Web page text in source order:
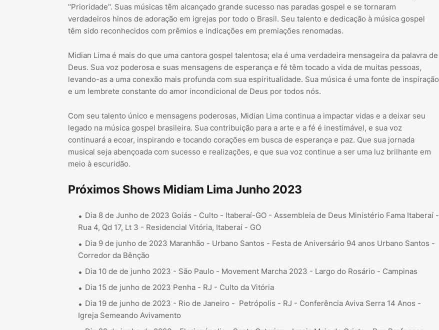
"Prioridade". Suas músicas têm alcançado grande sucesso nas paradas gospel e se tornaram
verdadeiros hinos de adoração em igrejas por todo o Brasil. Seu talento e dedicação à música gospel
têm sido reconhecidos com prêmios e indicações em premiações renomadas.
Midian Lima é mais do que uma cantora gospel talentosa; ela é uma verdadeira mensageira da palavra de
Deus. Sua voz poderosa e suas mensagens de esperança e fé têm tocado a vida de muitas pessoas,
levando-as a uma conexão mais profunda com sua espiritualidade. Sua música é uma fonte de inspiração
e um lembrete constante do amor incondicional de Deus por todos nós.
Com seu talento único e mensagens poderosas, Midian Lima continua a impactar vidas e a deixar seu
legado na música gospel brasileira. Sua contribuição para a arte e a fé é inestimável, e sua voz
continuará a ecoar, inspirando e tocando corações em busca de esperança e paz. Que sua jornada
musical seja abençoada com sucesso e realizações, e que sua voz continue a ser uma luz brilhante em
meio à escuridão.
Próximos Shows Midiam Lima Junho 2023
Dia 8 de Junho de 2023 Goiás - Culto - Itaberaí-GO - Assembleia de Deus Ministério Fama Itaberaí -
Rua 4, Qd 17, Lt 3 - Residencial Vitória, Itaberaí - GO
Dia 9 de junho de 2023 Maranhão - Urbano Santos - Festa de Aniversário 94 anos Urbano Santos -
Corredor da Bênção
Dia 10 de de junho 2023 - São Paulo - Movement Marcha 2023 - Largo do Rosário - Campinas
Dia 15 de junho de 2023 Penha - RJ - Culto da Vitória
Dia 19 de junho de 2023 - Rio de Janeiro - Petrópolis - RJ - Conferência Aviva Serra 14 Anos -
Igreja Semeando Avivamento